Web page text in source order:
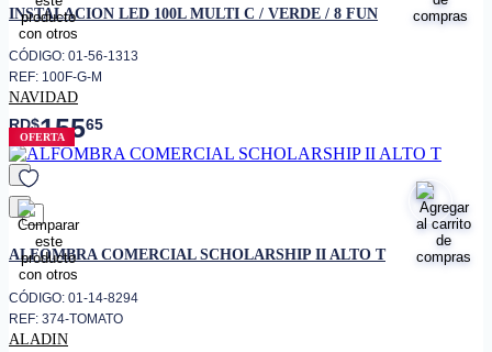
INSTALACION LED 100L MULTI C / VERDE / 8 FUN
CÓDIGO: 01-56-1313
REF: 100F-G-M
NAVIDAD
RD$15565
OFERTA
favorito
ALFOMBRA COMERCIAL SCHOLARSHIP II ALTO T
CÓDIGO: 01-14-8294
REF: 374-TOMATO
ALADIN